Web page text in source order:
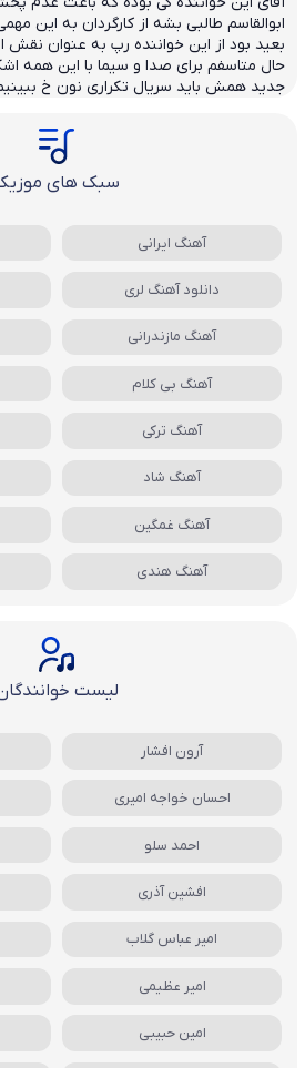
ابوالقاسم طالبی بشه از کارگردان به این
بعید بود از این خواننده رپ به عنوان نقش
حال متاسفم برای صدا و سیما با این همه
جدید همش باید سریال تکراری نون خ
سبک های
آهنگ ایرانی
دانلود آهنگ لری
آهنگ مازندرانی
آهنگ بی کلام
آهنگ ترکی
آهنگ شاد
آهنگ غمگین
آهنگ هندی
لیست
آرون افشار
احسان خواجه امیری
احمد سلو
افشین آذری
امیر عباس گلاب
امیر عظیمی
امین حبیبی